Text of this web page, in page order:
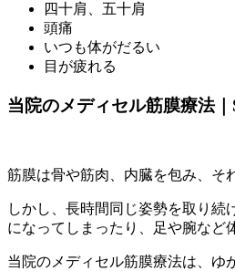
四十肩、五十肩
頭痛
いつも体がだるい
目が疲れる
当院のメディセル筋膜療法
筋膜は骨や筋肉、内臓を包み、そ
しかし、長時間同じ姿勢を取り
になってしまったり、足や腕など
当院のメディセル筋膜療法は、ゆ